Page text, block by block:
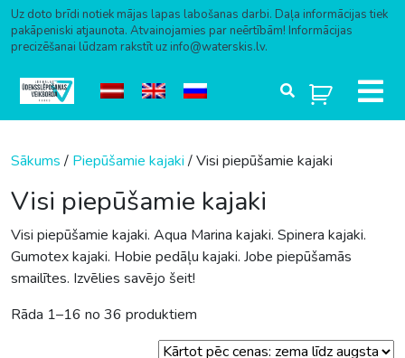
Uz doto brīdi notiek mājas lapas labošanas darbi. Daļa informācijas tiek
pakāpeniski atjaunota. Atvainojamies par neērtībām! Informācijas
precizēšanai lūdzam rakstīt uz info@waterskis.lv.
Sākums/ Piepūšamie kajaki/ Visi piepūšamie kajaki
Visi piepūšamie kajaki
Visi piepūšamie kajaki. Aqua Marina kajaki. Spinera kajaki.
Gumotex kajaki. Hobie pedāļu kajaki. Jobe piepūšamās
smailītes. Izvēlies savējo šeit!
Rāda 1–16 no 36 produktiem